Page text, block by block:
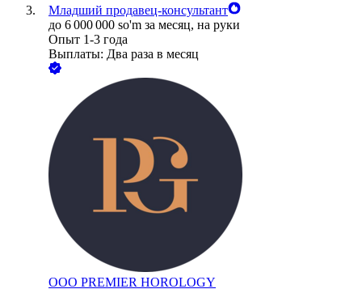
Младший продавец-консультант
до 6 000 000 so'm за месяц, на руки
Опыт 1-3 года
Выплаты: Два раза в месяц
ООО PREMIER HOROLOGY